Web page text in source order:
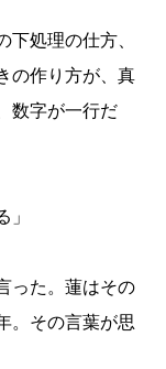
下処理の仕方、
の作り方が、真
数字が一行だ
」
った。蓮はその
。その言葉が思